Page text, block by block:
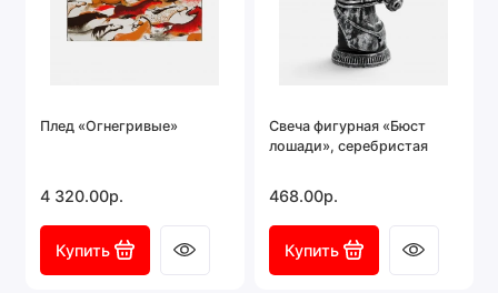
Плед «Огнегривые»
4 320.00р.
Купить
Свеча фигурная «Бюст
лошади», серебристая
468.00р.
Купить